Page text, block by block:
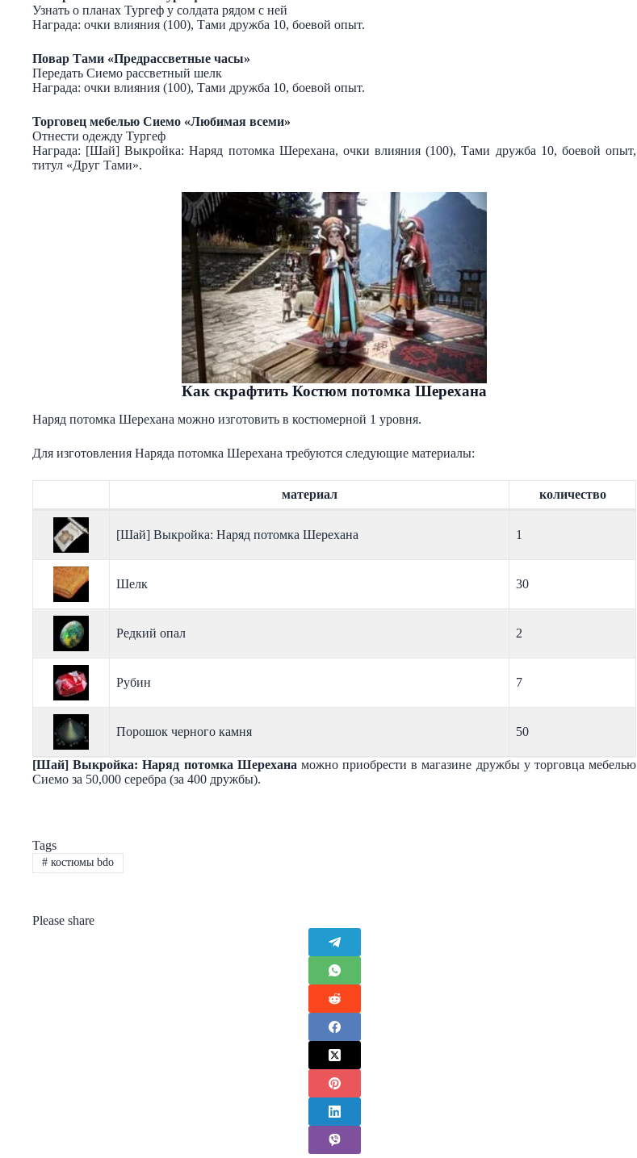
Узнать о планах Тургеф у солдата рядом с ней
Награда: очки влияния (100), Тами дружба 10, боевой опыт.
Повар Тами «Предрассветные часы»
Передать Сиемо рассветный шелк
Награда: очки влияния (100), Тами дружба 10, боевой опыт.
Торговец мебелью Сиемо «Любимая всеми»
Отнести одежду Тургеф
Награда: [Шай] Выкройка: Наряд потомка Шерехана, очки влияния (100), Тами дружба 10, боевой опыт,
титул «Друг Тами».
Как скрафтить Костюм потомка Шерехана
Наряд потомка Шерехана можно изготовить в костюмерной 1 уровня.
Для изготовления Наряда потомка Шерехана требуются следующие материалы:
материал количество
[Шай] Выкройка: Наряд потомка Шерехана 1
Шелк 30
Редкий опал 2
Рубин 7
Порошок черного камня 50
[Шай] Выкройка: Наряд потомка Шерехана можно приобрести в магазине дружбы у торговца мебелью
Сиемо за 50,000 серебра (за 400 дружбы).
Tags
#костюмы bdo
Please share